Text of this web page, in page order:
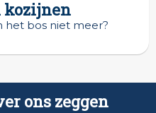
kozijnen
het bos niet meer?
ons zeggen